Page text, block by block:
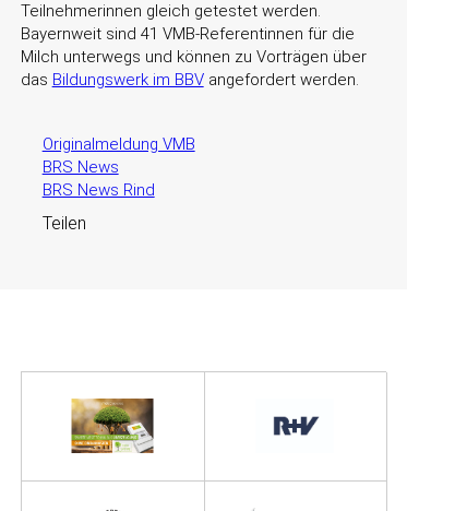
Teilnehmerinnen gleich getestet werden.
Bayernweit sind 41 VMB-Referentinnen für die
Milch unterwegs und können zu Vorträgen über
das Bildungswerk im BBVangefordert werden.
Originalmeldung VMB
BRS News
BRS News Rind
Teilen